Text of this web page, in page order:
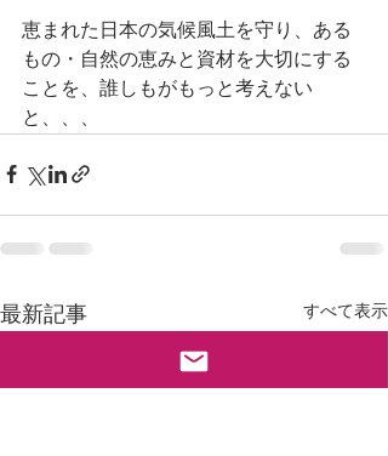
恵まれた日本の気候風土を守り、ある
もの・自然の恵みと資材を大切にする
ことを、誰しもがもっと考えない
と、、、
最新記事 すべて表示